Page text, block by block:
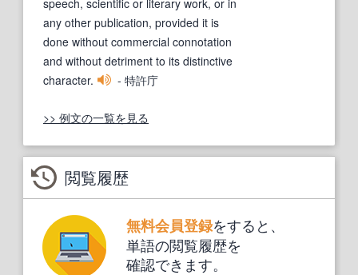
any other publication, provided it is
done without commercial connotation
and without detriment to its distinctive
character.
- 特許庁
>> 例文の一覧を見る
閲覧履歴
無料会員登録をすると、
単語の閲覧履歴を
確認できます。